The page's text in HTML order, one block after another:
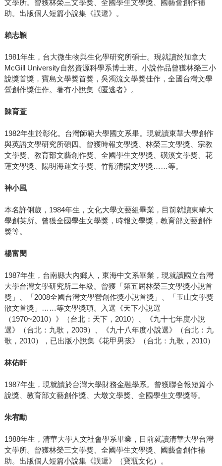
可能不愛棒球」，宥勳的小說讓我感受的卻是「你怎麼可能
不恨棒球」──他實在太愛棒球，才會用小說狠狠打棒球。 ＊
文中朱宥勳照片，由寶瓶文化提供。
文學所。曾獲林榮三文學獎、全國學生文學獎、國藝會創作補
助。出版個人短篇小說集《誤遞》。
賴志穎
1981年生，台大微生物與生化學研究所碩士。現就讀於加拿大
McGill University自然資源科學系博士班。小說作品曾獲林榮三小
說獎首獎，寶島文學獎首獎，吳濁流文學獎佳作，全國台灣文學
營創作獎佳作。著有小說集《匿逃者》。
陳育萱
1982年生於彰化。台灣師範大學國文系畢。現就讀東華大學創作
與英語文學研究所碩四。曾獲時報文學獎、林榮三文學獎、宗教
文學獎、教育部文藝創作獎、全國學生文學獎、磺溪文學獎、花
蓮文學獎、陽明海運文學獎、竹韻清揚文學獎……等。
神小風
本名許俐葳，1984年生，文化大學文藝組畢業，目前就讀東華大
學創英所。曾獲全國學生文學獎，時報文學獎，教育部文藝創作
獎等。
楊富閔
1987年生，台南縣大內鄉人，東海中文系畢業，現就讀國立台灣
大學台灣文學研究所二年級。曾獲「第五屆林榮三文學獎小說首
獎」、「2008全國台灣文學營創作獎小說首獎」、「玉山文學獎
散文首獎」……等文學獎項。入選《天下小說選
（1970~2010）》（台北：天下，2010）、《九十七年度小說
選》（台北：九歌，2009）、《九十八年度小說選》（台北：九
歌，2010），已出版小說集《花甲男孩》（台北：九歌，2010）
林佑軒
1987年生，現就讀於台灣大學財務金融學系。曾獲聯合報短篇小
說獎、教育部文藝創作獎、大墩文學獎、全國學生文學獎等。
朱宥勳
1988年生，清華大學人文社會學系畢業，目前就讀清華大學台灣
文學所。曾獲林榮三文學獎、全國學生文學獎、國藝會創作補
助。出版個人短篇小說集《誤遞》（寶瓶文化）。